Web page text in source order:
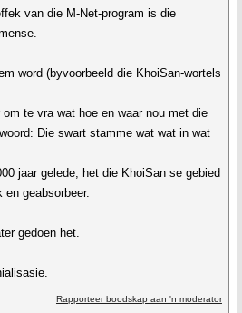
van die M-Net-program is die
word (byvoorbeeld die KhoiSan-wortels
te vra wat hoe en waar nou met die
Die swart stamme wat wat in wat
jaar gelede, het die KhoiSan se gebied
en geabsorbeer.
gedoen het.
Rapporteer boodskap aan 'n moderator